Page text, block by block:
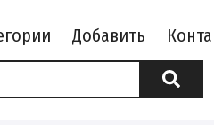
Добавить